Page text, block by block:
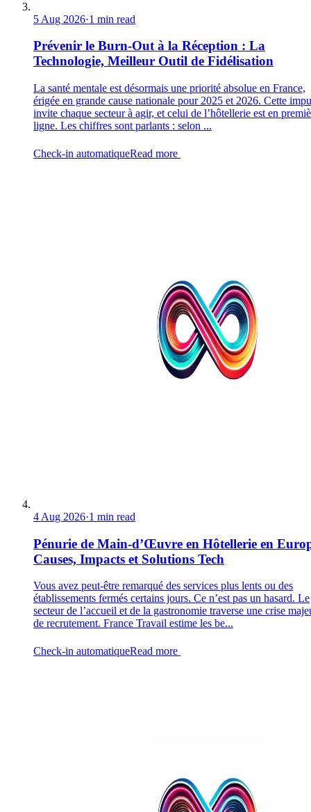
5 Aug 2026·1 min read
Prévenir le Burn-Out à la Réception : La
Technologie, Meilleur Outil de Fidélisation
La santé mentale est désormais une priorité absolue en France,
érigée en grande cause nationale pour 2025 et 2026. Cette
invite chaque secteur à agir, et celui de l’hôtellerie est en
ligne. Les chiffres sont parlants : selon ...
Check-in automatiqueRead more
4 Aug 2026·1 min read
Pénurie de Main-d’Œuvre en Hôtellerie en
Causes, Impacts et Solutions Tech
Vous avez peut-être remarqué des services plus lents ou des
établissements fermés certains jours. Ce n’est pas un hasard. Le
secteur de l’accueil et de la gastronomie traverse une crise
de recrutement. France Travail estime les be...
Check-in automatiqueRead more